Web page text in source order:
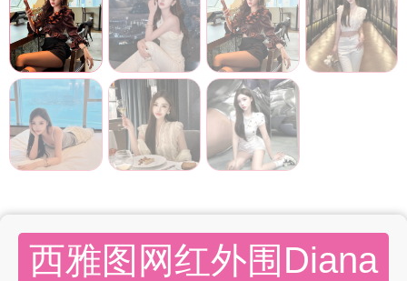
西雅图网红外围Diana